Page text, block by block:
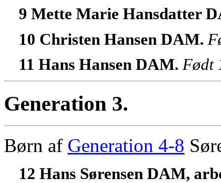
9 Mette Marie Hansdatter
10 Christen Hansen DAM.
11 Hans Hansen DAM. Født
Generation 3.
Børn af Generation 4-8
12 Hans Sørensen DAM,